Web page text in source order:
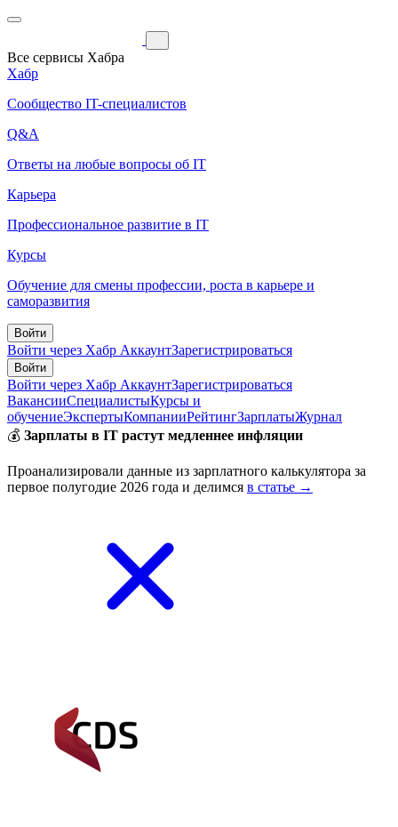
Все сервисы Хабра
Хабр
Сообщество IT-специалистов
Q&A
Ответы на любые вопросы об IT
Карьера
Профессиональное развитие в IT
Курсы
Обучение для смены профессии, роста в карьере и
саморазвития
Войти
Войти через Хабр АккаунтЗарегистрироваться
Войти
Войти через Хабр АккаунтЗарегистрироваться
ВакансииСпециалистыКурсы и
обучениеЭкспертыКомпанииРейтингЗарплатыЖурнал
💰 Зарплаты в IT растут медленнее инфляции
Проанализировали данные из зарплатного калькулятора за
первое полугодие 2026 года и делимся в статье →